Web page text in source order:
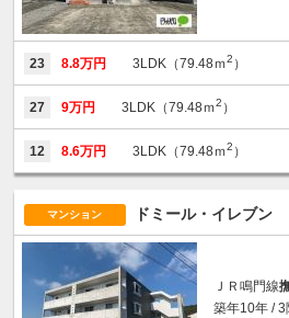
23 8.8万円 3LDK（79.48ｍ2 ）
27 9万円 3LDK（79.48ｍ2 ）
12 8.6万円 3LDK（79.48ｍ2 ）
マンション ドミール・イレブン
ＪＲ鳴門線
築年10年 / 3